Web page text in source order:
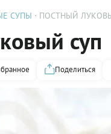
СУПЫ ПОСТНЫЙ
суп
Поделиться